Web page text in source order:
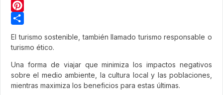
LinkedIn
Pinterest
El turismo sostenible, también llamado turismo responsable o
turismo ético.
Una forma de viajar que minimiza los impactos negativos
sobre el medio ambiente, la cultura local y las poblaciones,
mientras maximiza los beneficios para estas últimas.